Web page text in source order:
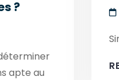
?
apte au